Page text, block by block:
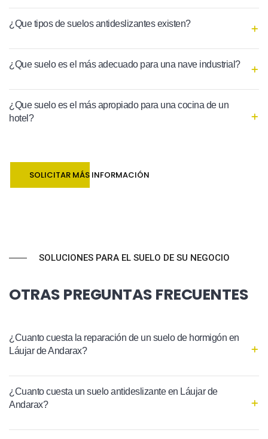
¿Que tipos de suelos antideslizantes existen?
¿Que suelo es el más adecuado para una nave industrial?
¿Que suelo es el más apropiado para una cocina de un
hotel?
SOLICITAR MÁS INFORMACIÓN
SOLUCIONES PARA EL SUELO DE SU NEGOCIO
OTRAS PREGUNTAS FRECUENTES
¿Cuanto cuesta la reparación de un suelo de hormigón en
Láujar de Andarax?
¿Cuanto cuesta un suelo antideslizante en Láujar de
Andarax?